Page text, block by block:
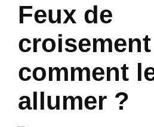
Feux de
comment
allumer ?